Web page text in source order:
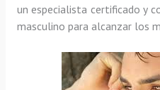
un especialista certificado y
masculino para alcanzar los